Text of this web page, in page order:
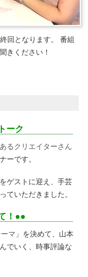
回となります。 番組
きください！
ーク
るクリエイターさん
ーです。
ゲストに迎え、手芸
ていただきました。
！●●
マ 」を決めて、山本
でいく、時事評論な